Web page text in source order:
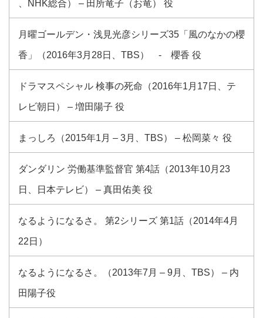
、NHK総合） – 田所竜子（お竜） 役
月曜ゴールデン・浅見光彦シリーズ35「風のなかの櫻
香」（2016年3月28日、TBS） - 櫻香 役
ドラマスペシャル 検事の死命（2016年1月17日、テ
レビ朝日） – 増田陽子 役
まっしろ（2015年1月 – 3月、TBS） – 松岡菜々 役
ダンダリン 労働基準監督官 第4話（2013年10月23
日、日本テレビ） – 真田佑美 役
なるようになるさ。 第2シリーズ 第1話（2014年4月
22日）
なるようになるさ。（2013年7月 – 9月、TBS） – 内
田陽子役